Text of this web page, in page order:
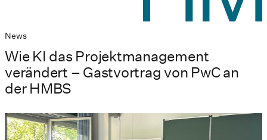
News
Wie KI das Projektmanagement
verändert – Gastvortrag von PwC an
der HMBS